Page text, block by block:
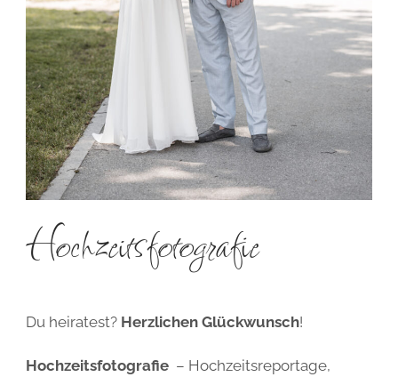
Hochzeitsfotografie
Du heiratest? Herzlichen Glückwunsch!
Hochzeitsfotografie – Hochzeitsreportage,